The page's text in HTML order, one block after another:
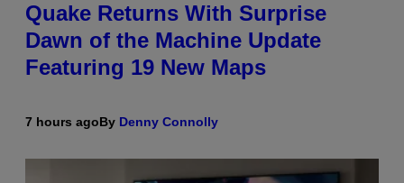
Quake Returns With Surprise
Dawn of the Machine Update
Featuring 19 New Maps
7 hours agoBy Denny Connolly